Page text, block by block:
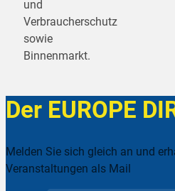
und
Verbraucherschutz
sowie
Binnenmarkt.
Der EUROPE
Melden Sie sich gleich an und
Veranstaltungen als Mail